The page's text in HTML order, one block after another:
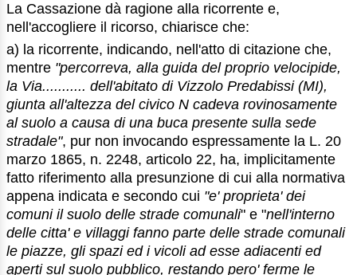
La Cassazione dà ragione alla ricorrente e,
nell'accogliere il ricorso, chiarisce che:
a) la ricorrente, indicando, nell'atto di citazione che,
mentre "percorreva, alla guida del proprio velocipide,
la Via........... dell'abitato di Vizzolo Predabissi (MI),
giunta all'altezza del civico N cadeva rovinosamente
al suolo a causa di una buca presente sulla sede
stradale", pur non invocando espressamente la L. 20
marzo 1865, n. 2248, articolo 22, ha, implicitamente
fatto riferimento alla presunzione di cui alla normativa
appena indicata e secondo cui "e' proprieta' dei
comuni il suolo delle strade comunali" e "nell'interno
delle citta' e villaggi fanno parte delle strade comunali
le piazze, gli spazi ed i vicoli ad esse adiacenti ed
aperti sul suolo pubblico, restando pero' ferme le